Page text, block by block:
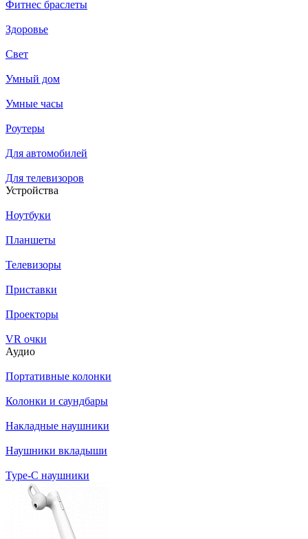
Фитнес браслеты
Здоровье
Свет
Умный дом
Умные часы
Роутеры
Для автомобилей
Для телевизоров
Устройства
Ноутбуки
Планшеты
Телевизоры
Приставки
Проекторы
VR очки
Аудио
Портативные колонки
Колонки и саундбары
Накладные наушники
Наушники вкладыши
Type-C наушники